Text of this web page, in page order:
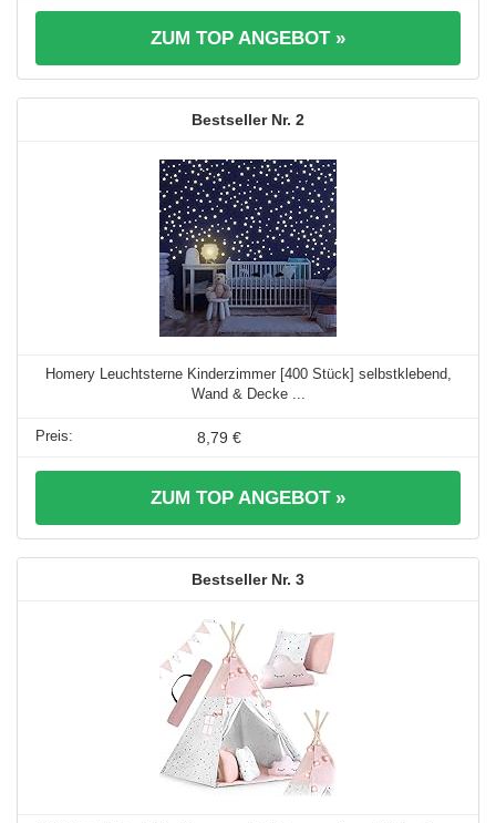
ZUM TOP ANGEBOT »
2
Homery Leuchtsterne Kinderzimmer [400 Stück] selbstklebend,
Wand & Decke ...
8,79 €
ZUM TOP ANGEBOT »
3